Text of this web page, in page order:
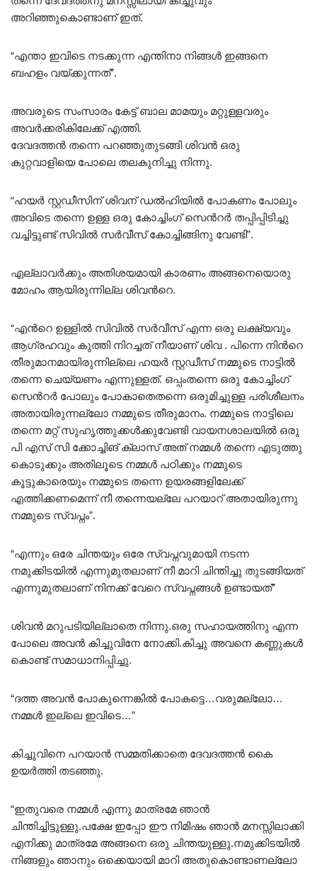
അറിഞ്ഞുകൊണ്ടാണ് ഇത്.
“എന്താ ഇവിടെ നടക്കുന്ന എന്തിനാ നിങ്ങൾ ഇങ്ങനെ
ബഹളം വയ്ക്കുന്നത്”.
അവരുടെ സംസാരം കേട്ട് ബാല മാമയും മറ്റുള്ളവരും
അവർക്കരികിലേക്ക് എത്തി.
ദേവദത്തൻ തന്നെ പറഞ്ഞുതുടങ്ങി ശിവൻ ഒരു
കുറ്റവാളിയെ പോലെ തലകുനിച്ചു നിന്നു.
“ഹയർ സ്റ്റഡീസിന് ശിവന് ഡൽഹിയിൽ പോകണം പോലും
അവിടെ തന്നെ ഉള്ള ഒരു കോച്ചിംഗ് സെൻറർ തപ്പിപ്പിടിച്ചു
വച്ചിട്ടുണ്ട് സിവിൽ സർവീസ് കോച്ചിങ്ങിനു വേണ്ടി”.
എല്ലാവർക്കും അതിശയമായി കാരണം അങ്ങനെയൊരു
മോഹം ആയിരുന്നില്ല ശിവൻറെ.
“എൻറെ ഉള്ളിൽ സിവിൽ സർവീസ് എന്ന ഒരു ലക്ഷ്യവും
ആഗ്രഹവും കുത്തി നിറച്ചത് നീയാണ് ശിവ . പിന്നെ നിൻറെ
തീരുമാനമായിരുന്നില്ലെ ഹയർ സ്റ്റഡീസ് നമ്മുടെ നാട്ടിൽ
തന്നെ ചെയ്യണം എന്നുള്ളത്. ഒപ്പംതന്നെ ഒരു കോച്ചിംഗ്
സെൻറർ പോലും പോകാതെതന്നെ ഒരുമിച്ചുള്ള പരിശീലനം
അതായിരുന്നല്ലോ നമ്മുടെ തീരുമാനം. നമ്മുടെ നാട്ടിലെ
തന്നെ മറ്റ് സുഹൃത്തുക്കൾക്കുവേണ്ടി വായനശാലയിൽ ഒരു
പി എസ് സി ക്കോച്ചിങ് ക്ലാസ് അത് നമ്മൾ തന്നെ എടുത്തു
കൊടുക്കും അതിലൂടെ നമ്മൾ പഠിക്കും നമ്മുടെ
കൂട്ടുകാരെയും നമ്മുടെ തന്നെ ഉയരങ്ങളിലേക്ക്
എത്തിക്കണമെന്ന് നീ തന്നെയല്ലേ പറയാറ് അതായിരുന്നു
നമ്മുടെ സ്വപ്നം”.
“എന്നും ഒരേ ചിന്തയും ഒരേ സ്വപ്നവുമായി നടന്ന
നമുക്കിടയിൽ എന്നുമുതലാണ് നീ മാറി ചിന്തിച്ചു തുടങ്ങിയത്
എന്നുമുതലാണ് നിനക്ക് വേറെ സ്വപ്നങ്ങൾ ഉണ്ടായത്”
ശിവൻ മറുപടിയില്ലാതെ നിന്നു.ഒരു സഹായത്തിനു എന്ന
പോലെ അവൻ കിച്ചുവിനേ നോക്കി.കിച്ചു അവനെ കണ്ണുകൾ
കൊണ്ട് സമാധാനിപ്പിച്ചു.
“ദത്ത അവൻ പോകുന്നെങ്കിൽ പോകട്ടെ…വരുമല്ലോ…
നമ്മൾ ഇല്ലെ ഇവിടെ…”
കിച്ചുവിനെ പറയാൻ സമ്മതിക്കാതെ ദേവദത്തൻ കൈ
ഉയർത്തി തടഞ്ഞു.
“ഇതുവരെ നമ്മൾ എന്നു മാത്രമേ ഞാൻ
ചിന്തിച്ചിട്ടുള്ളു.പക്ഷേ ഇപ്പോ ഈ നിമിഷം ഞാൻ മനസ്സിലാക്കി
എനിക്കു മാത്രമേ അങ്ങനെ ഒരു ചിന്തയുള്ളു.നമുക്കിടയിൽ
നിങ്ങളും ഞാനും ഒക്കെയായി മാറി അതുകൊണ്ടാണല്ലോ